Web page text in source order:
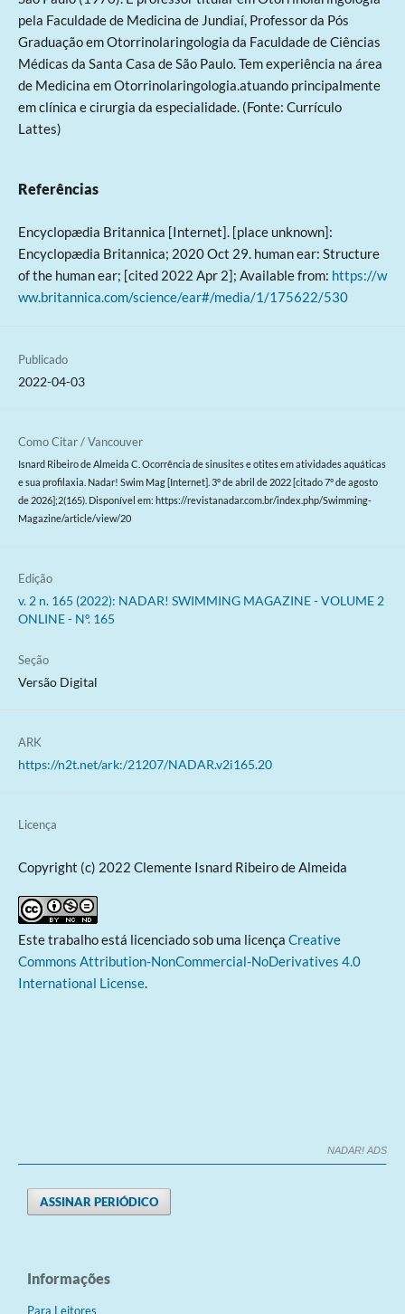
pela Faculdade de Medicina de Jundiaí, Professor da Pós
Graduação em Otorrinolaringologia da Faculdade de Ciências
Médicas da Santa Casa de São Paulo. Tem experiência na área
de Medicina em Otorrinolaringologia.atuando principalmente
em clínica e cirurgia da especialidade. (Fonte: Currículo
Lattes)
Referências
Encyclopædia Britannica [Internet]. [place unknown]:
Encyclopædia Britannica; 2020 Oct 29. human ear: Structure
of the human ear; [cited 2022 Apr 2]; Available from: https://w
ww.britannica.com/science/ear#/media/1/175622/530
Publicado
2022-04-03
Como Citar / Vancouver
Isnard Ribeiro de Almeida C. Ocorrência de sinusites e otites em atividades aquáticas
e sua profilaxia. Nadar! Swim Mag [Internet]. 3º de abril de 2022 [citado 7º de agosto
de 2026];2(165). Disponível em: https://revistanadar.com.br/index.php/Swimming-
Magazine/article/view/20
Edição
v. 2 n. 165 (2022): NADAR! SWIMMING MAGAZINE - VOLUME 2
ONLINE - Nº. 165
Seção
Versão Digital
ARK
https://n2t.net/ark:/21207/NADAR.v2i165.20
Licença
Copyright (c) 2022 Clemente Isnard Ribeiro de Almeida
Este trabalho está licenciado sob uma licença Creative
Commons Attribution-NonCommercial-NoDerivatives 4.0
International License.
NADAR! ADS
ASSINAR PERIÓDICO
Informações
Para Leitores